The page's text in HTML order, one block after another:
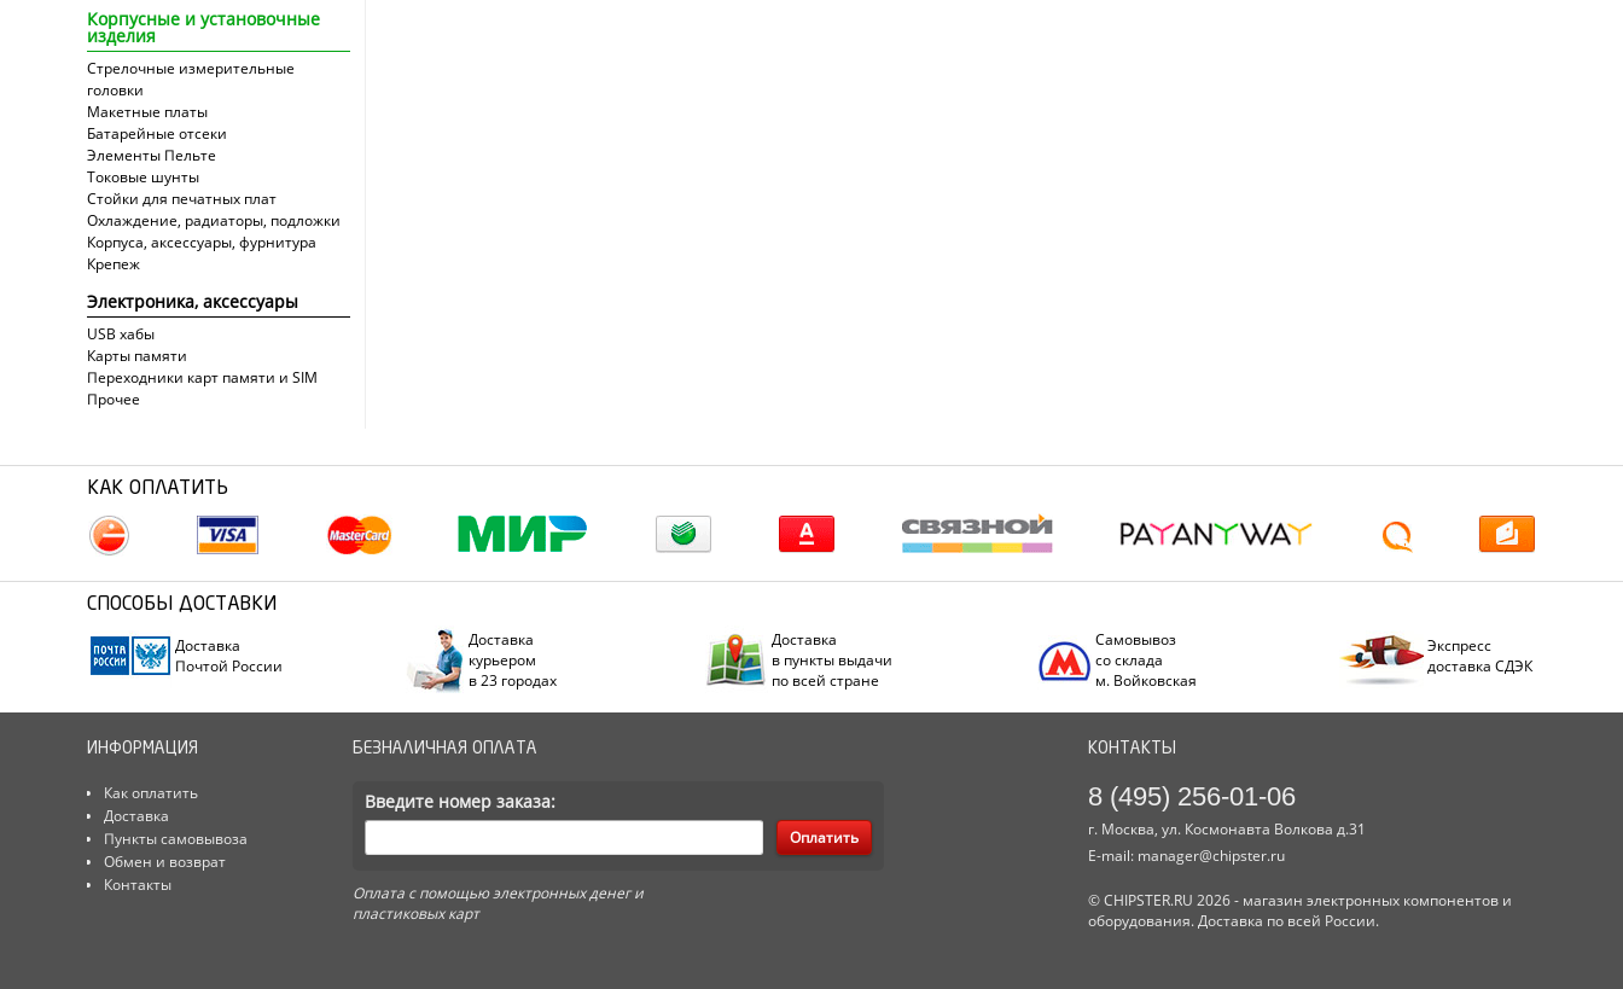
Корпусные и установочные
изделия
Стрелочные измерительные
головки
Макетные платы
Батарейные отсеки
Элементы Пельте
Токовые шунты
Стойки для печатных плат
Охлаждение, радиаторы, подложки
Корпуса, аксессуары, фурнитура
Крепеж
Электроника, аксессуары
USB хабы
Карты памяти
Переходники карт памяти и SIM
Прочее
КАК ОПЛАТИТЬ
СПОСОБЫ ДОСТАВКИ
Доставка
Почтой России
Доставка
курьером
в 23 городах
Доставка
в пункты выдачи
по всей стране
Самовывоз
со склада
м. Войковская
Экспресс
доставка СДЭК
ИНФОРМАЦИЯ
Как оплатить
Доставка
Пункты самовывоза
Обмен и возврат
Контакты
БЕЗНАЛИЧНАЯ ОПЛАТА
Введите номер заказа:
Оплатить
Оплата с помощью электронных денег и
пластиковых карт
КОНТАКТЫ
8 (495) 256-01-06
г. Москва, ул. Космонавта Волкова д.31
E-mail: manager@chipster.ru
© CHIPSTER.RU 2026 - магазин электронных компонентов и
оборудования. Доставка по всей России.